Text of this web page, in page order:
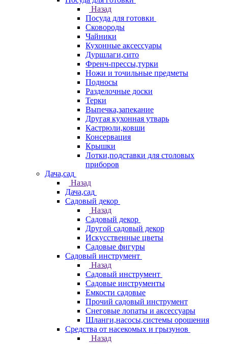
Назад
Посуда для готовки
Сковороды
Чайники
Кухонные аксессуары
Дуршлаги,сито
Френч-прессы,турки
Ножи и точильные предметы
Подносы
Разделочные доски
Терки
Выпечка,запекание
Другая кухонная утварь
Кастрюли,ковши
Консервация
Крышки
Лотки,подставки для столовых
приборов
Дача,сад
Назад
Дача,сад
Садовый декор
Назад
Садовый декор
Другой садовый декор
Искусственные цветы
Садовые фигуры
Садовый инструмент
Назад
Садовый инструмент
Садовые инструменты
Емкости садовые
Прочий садовый инструмент
Снеговые лопаты и аксессуары
Шланги,насосы,системы орошения
Средства от насекомых и грызунов
Назад